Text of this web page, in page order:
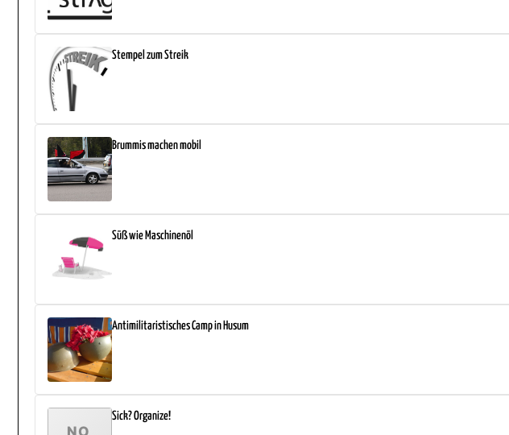
Stempel zum Streik
Brummis machen mobil
Süß wie Maschinenöl
Antimilitaristisches Camp in Husum
Sick? Organize!